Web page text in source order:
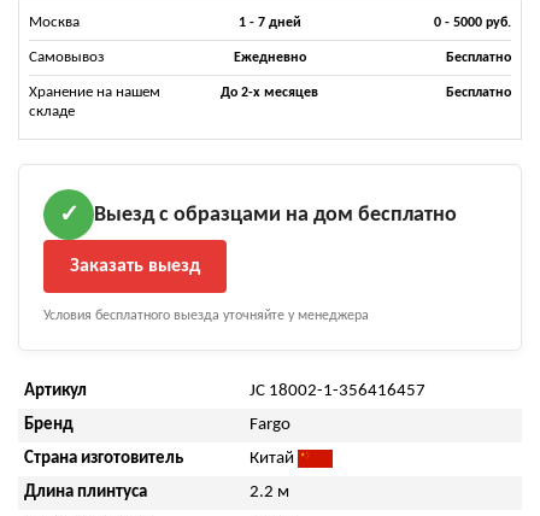
Москва 1 - 7 дней 0 - 5000 руб.
Самовывоз Ежедневно Бесплатно
Хранение на нашем
складе
До 2-х месяцев Бесплатно
✓ Выезд с образцами на дом бесплатно
Заказать выезд
Условия бесплатного выезда уточняйте у менеджера
Артикул
JC 18002-1-356416457
Бренд
Fargo
Страна изготовитель
Китай
Длина плинтуса
2.2 м